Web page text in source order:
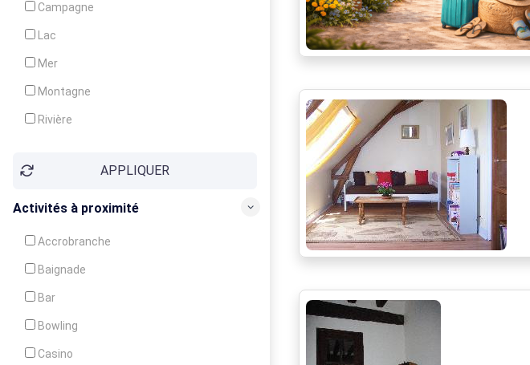
Campagne
Lac
Mer
Montagne
Rivière
APPLIQUER
Activités à proximité
Accrobranche
Baignade
Bar
Bowling
Casino